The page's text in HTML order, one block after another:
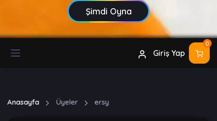
Şimdi Oyna
Giriş Yap
0
Anasayfa Üyeler ersy